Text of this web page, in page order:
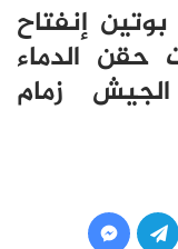
إنفتاح
حقن الدماء
زمام